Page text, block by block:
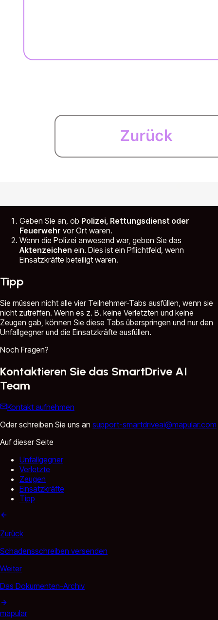
Geben Sie an, ob Polizei, Rettungsdienst oder
Feuerwehr vor Ort waren.
Wenn die Polizei anwesend war, geben Sie das
Aktenzeichen ein. Dies ist ein Pflichtfeld, wenn
Einsatzkräfte beteiligt waren.
Tipp
Sie müssen nicht alle vier Teilnehmer-Tabs ausfüllen, wenn sie
nicht zutreffen. Wenn es z. B. keine Verletzten und keine
Zeugen gab, können Sie diese Tabs überspringen und nur den
Unfallgegner und die Einsatzkräfte ausfüllen.
Noch Fragen?
Kontaktieren Sie das SmartDrive AI
Team
Kontakt aufnehmen
Oder schreiben Sie uns an support-smartdriveai@mapular.com
Auf dieser Seite
Unfallgegner
Verletzte
Zeugen
Einsatzkräfte
Tipp
Zurück
Schadensschreiben versenden
Weiter
Das Dokumenten-Archiv
mapular